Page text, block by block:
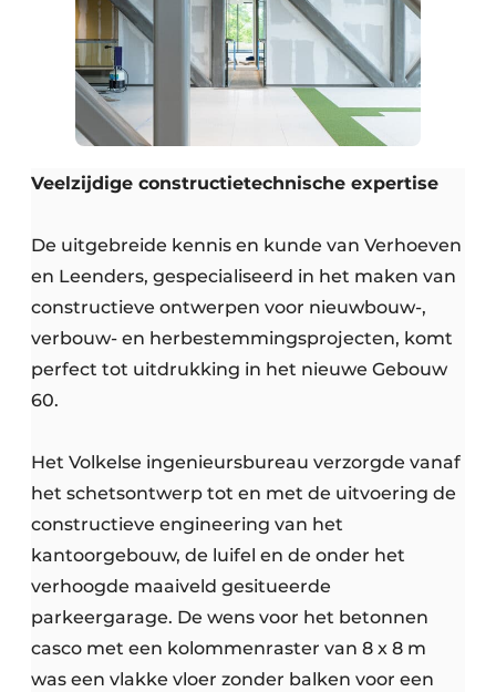
Veelzijdige constructietechnische expertise
De uitgebreide kennis en kunde van Verhoeven
en Leenders, gespecialiseerd in het maken van
constructieve ontwerpen voor nieuwbouw-,
verbouw- en herbestemmingsprojecten, komt
perfect tot uitdrukking in het nieuwe Gebouw
60.
Het Volkelse ingenieursbureau verzorgde vanaf
het schetsontwerp tot en met de uitvoering de
constructieve engineering van het
kantoorgebouw, de luifel en de onder het
verhoogde maaiveld gesitueerde
parkeergarage. De wens voor het betonnen
casco met een kolommenraster van 8 x 8 m
was een vlakke vloer zonder balken voor een